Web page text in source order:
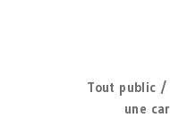
Tout public /
une